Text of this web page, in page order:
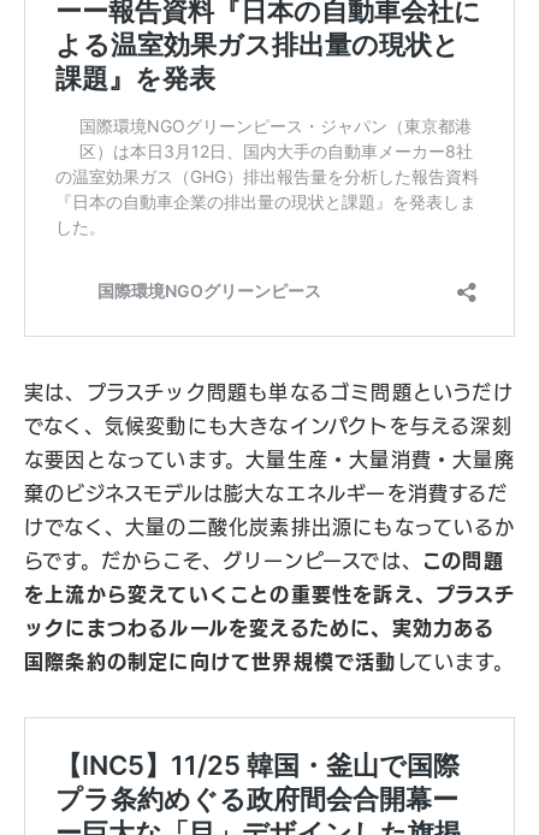
実は、プラスチック問題も単なるゴミ問題というだけ
でなく、気候変動にも大きなインパクトを与える深刻
な要因となっています。大量生産・大量消費・大量廃
棄のビジネスモデルは膨大なエネルギーを消費するだ
けでなく、大量の二酸化炭素排出源にもなっているか
らです。だからこそ、グリーンピースでは、
この問題
を上流から変えていくことの重要性を訴え、プラスチ
ックにまつわるルールを変えるために、実効力ある
国際条約の制定に向けて世界規模で活動 しています。